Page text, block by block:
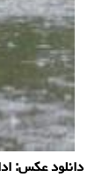
دانلود عکس: